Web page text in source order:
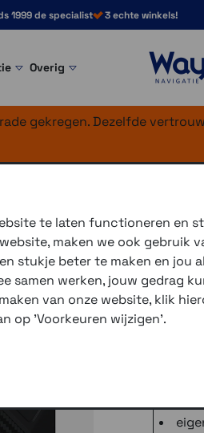
1999 de specialist 3 echte winkels!
Overig
gekregen. Dezelfde
De
biedt
Klik hier
te laten functioneren en
maken we ook gebruik
stukje beter te maken en jou
samen werken, jouw gedrag
van onze website, klik
op 'Voorkeuren wijzigen'.